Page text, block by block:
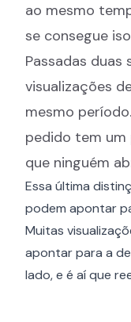
ao mesmo
se consegue
Passadas duas
visualizações
mesmo
pedido tem
que ninguém
Essa última
podem apontar
Muitas
apontar para a
lado, e é aí que